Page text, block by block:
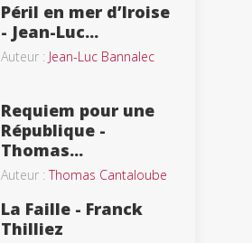
Péril en mer d’Iroise
- Jean-Luc...
Auteur : Jean-Luc Bannalec
Requiem pour une
République -
Thomas...
Auteur :Thomas Cantaloube
La Faille - Franck
Thilliez